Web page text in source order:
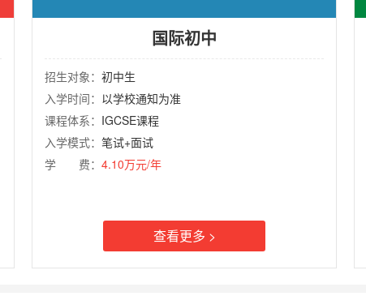
国际初中
招生对象： 初中生
入学时间： 以学校通知为准
课程体系： IGCSE课程
入学模式： 笔试+面试
学 费： 4.10万元/年
查看更多 >